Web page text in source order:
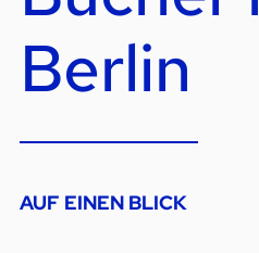
Berlin
AUF EINEN BLICK